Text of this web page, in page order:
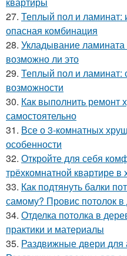
27. Теплый пол и ламинат:
опасная комбинация
28. Укладывание
возможно ли это
29. Теплый пол и ламинат:
возможности
30. Как выполнить ремонт
самостоятельно
31. Все о 3-комнатных
особенности
32. Откройте для себя
трёхкомнатной квартире в
33. Как подтянуть балки
самому? Провис потолок
34. Отделка потолка в
практики и материалы
35. Раздвижные двери для